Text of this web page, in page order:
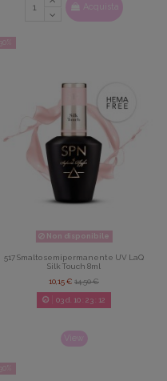
Acquista
-30%
Non disponibile
517 Smalto semipermanente UV LaQ
Silk Touch 8ml
10,15 € 14,50 €
03d. 10: 23: 08
View
-30%